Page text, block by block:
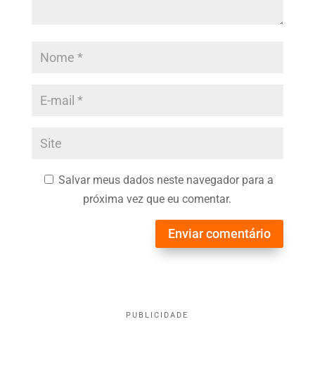
Salvar meus dados neste navegador para a
próxima vez que eu comentar.
Enviar comentário
PUBLICIDADE